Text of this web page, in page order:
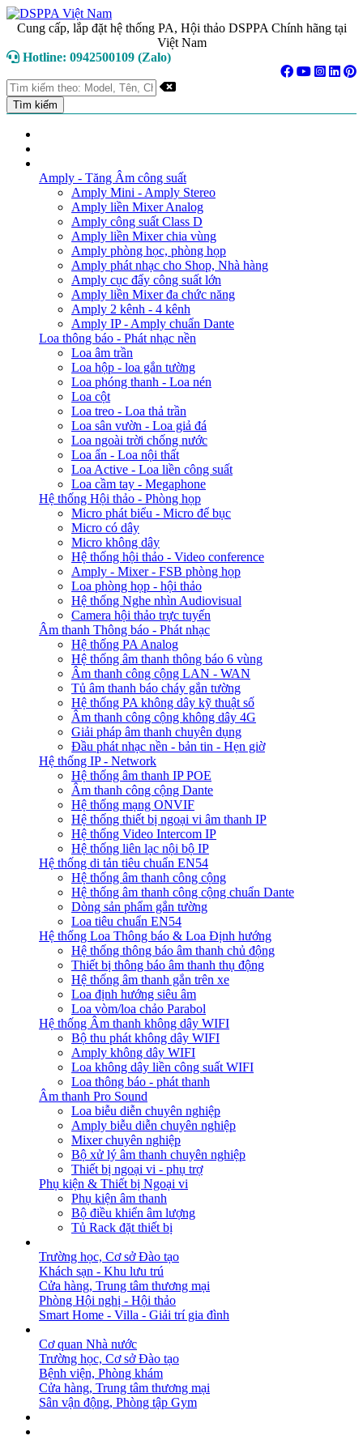
Cung cấp, lắp đặt hệ thống PA, Hội thảo DSPPA Chính hãng tại
Việt Nam
Hotline: 0942500109 (Zalo)
Amply - Tăng Âm công suất
Amply Mini - Amply Stereo
Amply liền Mixer Analog
Amply công suất Class D
Amply liền Mixer chia vùng
Amply phòng học, phòng họp
Amply phát nhạc cho Shop, Nhà hàng
Amply cục đẩy công suất lớn
Amply liền Mixer đa chức năng
Amply 2 kênh - 4 kênh
Amply IP - Amply chuẩn Dante
Loa thông báo - Phát nhạc nền
Loa âm trần
Loa hộp - loa gắn tường
Loa phóng thanh - Loa nén
Loa cột
Loa treo - Loa thả trần
Loa sân vườn - Loa giả đá
Loa ngoài trời chống nước
Loa ẩn - Loa nội thất
Loa Active - Loa liền công suất
Loa cầm tay - Megaphone
Hệ thống Hội thảo - Phòng họp
Micro phát biểu - Micro để bục
Micro có dây
Micro không dây
Hệ thống hội thảo - Video conference
Amply - Mixer - FSB phòng họp
Loa phòng họp - hội thảo
Hệ thống Nghe nhìn Audiovisual
Camera hội thảo trực tuyến
Âm thanh Thông báo - Phát nhạc
Hệ thống PA Analog
Hệ thống âm thanh thông báo 6 vùng
Âm thanh công cộng LAN - WAN
Tủ âm thanh báo cháy gắn tường
Hệ thống PA không dây kỹ thuật số
Âm thanh công cộng không dây 4G
Giải pháp âm thanh chuyên dụng
Đầu phát nhạc nền - bản tin - Hẹn giờ
Hệ thống IP - Network
Hệ thống âm thanh IP POE
Âm thanh công cộng Dante
Hệ thống mạng ONVIF
Hệ thống thiết bị ngoại vi âm thanh IP
Hệ thống Video Intercom IP
Hệ thống liên lạc nội bộ IP
Hệ thống di tản tiêu chuẩn EN54
Hệ thống âm thanh công cộng
Hệ thống âm thanh công cộng chuẩn Dante
Dòng sản phẩm gắn tường
Loa tiêu chuẩn EN54
Hệ thống Loa Thông báo & Loa Định hướng
Hệ thống thông báo âm thanh chủ động
Thiết bị thông báo âm thanh thụ động
Hệ thống âm thanh gắn trên xe
Loa định hướng siêu âm
Loa vòm/loa chảo Parabol
Hệ thống Âm thanh không dây WIFI
Bộ thu phát không dây WIFI
Amply không dây WIFI
Loa không dây liền công suất WIFI
Loa thông báo - phát thanh
Âm thanh Pro Sound
Loa biễu diễn chuyên nghiệp
Amply biễu diễn chuyên nghiệp
Mixer chuyên nghiệp
Bộ xử lý âm thanh chuyên nghiệp
Thiết bị ngoại vi - phụ trợ
Phụ kiện & Thiết bị Ngoại vi
Phụ kiện âm thanh
Bộ điều khiển âm lượng
Tủ Rack đặt thiết bị
Trường học, Cơ sở Đào tạo
Khách sạn - Khu lưu trú
Cửa hàng, Trung tâm thương mại
Phòng Hội nghị - Hội thảo
Smart Home - Villa - Giải trí gia đình
Cơ quan Nhà nước
Trường học, Cơ sở Đào tạo
Bệnh viện, Phòng khám
Cửa hàng, Trung tâm thương mại
Sân vận động, Phòng tập Gym